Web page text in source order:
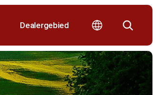
Dealergebied